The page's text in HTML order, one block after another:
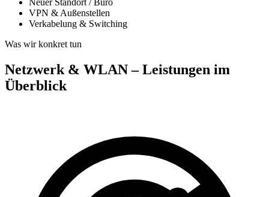
Neuer Standort / Büro
VPN & Außenstellen
Verkabelung & Switching
Was wir konkret tun
Netzwerk & WLAN – Leistungen im
Überblick